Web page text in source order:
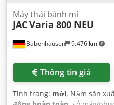
Babenhausen 9.476 km
Máy thái bánh mì
JACVaria 800 NEU
Thông tin giá
Tình trạng: mới, Năm sản